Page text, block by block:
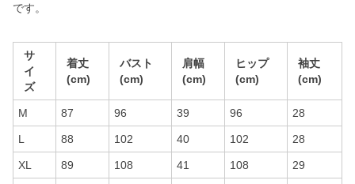
です。
サ
イ
ズ
着丈
(cm)
バスト
(cm)
肩幅
(cm)
ヒップ
(cm)
袖丈
(cm)
M 87 96 39 96 28
L 88 102 40 102 28
XL 89 108 41 108 29